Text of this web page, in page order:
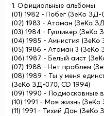
1. Официальные альбомы
(01) 1982 - Побег (ЗеКо ЗД-
(02) 1983 - Атаман (ЗеКо
(03) 1984 - Гулливер (ЗеКо
(04) 1985 - Амнистия (ЗеКо
(05) 1986 - Атаман 3 (ЗеКо
(06) 1987 - Белый аист
(07) 1988 - Нет проблем
(08) 1989 - Ты у меня
(ЗеКо ЗД-070, CD 1994)
(09) 1990 - Подмосковные
(10) 1991 - Моя жизнь
(11) 1991 - Тихий Дон (ЗеКо